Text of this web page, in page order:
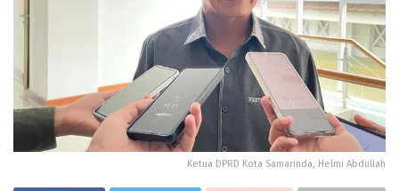
Ketua DPRD Kota Samarinda, Helmi Abdullah